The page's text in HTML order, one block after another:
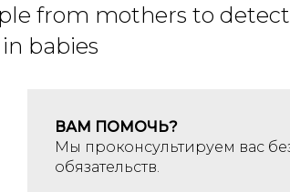
from mothers to
babies
ВАМ ПОМОЧЬ?
Мы проконсультируем вас
обязательств.